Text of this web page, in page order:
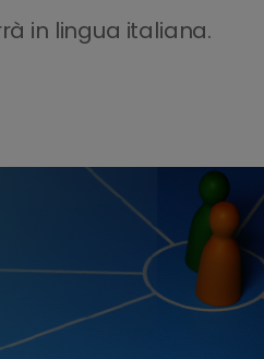
in lingua italiana.